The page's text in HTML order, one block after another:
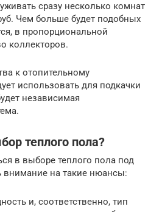
сразу несколько комнат
Чем больше будет подобных
в пропорциональной
коллекторов.
к отопительному
использовать для подкачки
независимая
теплого пола?
в выборе теплого пола под
внимание на такие нюансы:
и, соответственно, тип